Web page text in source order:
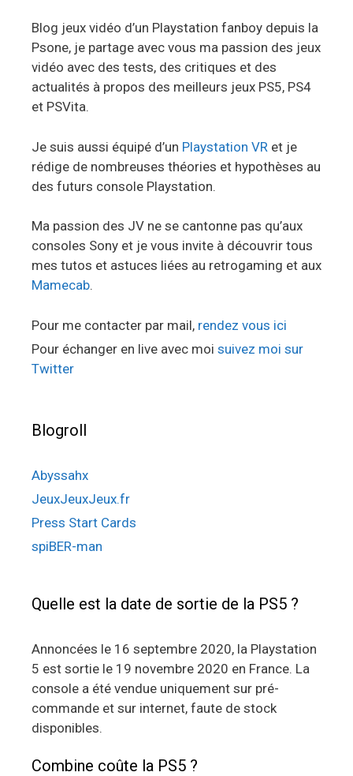
Blog jeux vidéo d’un Playstation fanboy depuis la
Psone, je partage avec vous ma passion des jeux
vidéo avec des tests, des critiques et des
actualités à propos des meilleurs jeux PS5, PS4
et PSVita.
Je suis aussi équipé d’un Playstation VR et je
rédige de nombreuses théories et hypothèses au
des futurs console Playstation.
Ma passion des JV ne se cantonne pas qu’aux
consoles Sony et je vous invite à découvrir tous
mes tutos et astuces liées au retrogaming et aux
Mamecab.
Pour me contacter par mail, rendez vous ici
Pour échanger en live avec moi suivez moi sur
Twitter
Blogroll
Abyssahx
JeuxJeuxJeux.fr
Press Start Cards
spiBER-man
Quelle est la date de sortie de la PS5 ?
Annoncées le 16 septembre 2020, la Playstation
5 est sortie le 19 novembre 2020 en France. La
console a été vendue uniquement sur pré-
commande et sur internet, faute de stock
disponibles.
Combine coûte la PS5 ?